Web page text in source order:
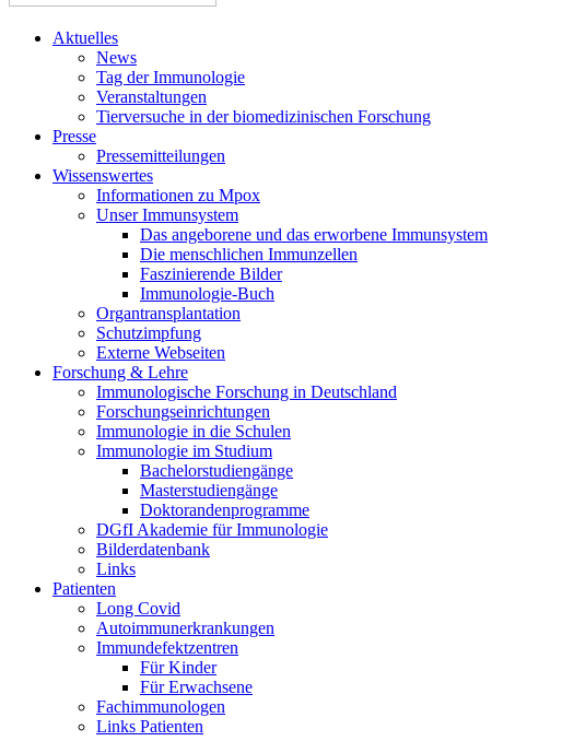
Aktuelles
News
Tag der Immunologie
Veranstaltungen
Tierversuche in der biomedizinischen Forschung
Presse
Pressemitteilungen
Wissenswertes
Informationen zu Mpox
Unser Immunsystem
Das angeborene und das erworbene Immunsystem
Die menschlichen Immunzellen
Faszinierende Bilder
Immunologie-Buch
Organtransplantation
Schutzimpfung
Externe Webseiten
Forschung & Lehre
Immunologische Forschung in Deutschland
Forschungseinrichtungen
Immunologie in die Schulen
Immunologie im Studium
Bachelorstudiengänge
Masterstudiengänge
Doktorandenprogramme
DGfI Akademie für Immunologie
Bilderdatenbank
Links
Patienten
Long Covid
Autoimmunerkrankungen
Immundefektzentren
Für Kinder
Für Erwachsene
Fachimmunologen
Links Patienten